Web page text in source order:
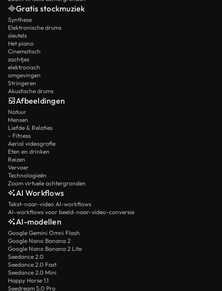
Gratis stockmuziek
Synthese
Elektronische drums
sleutels
Het piano
Cinematisch
zachtjes
elektronisch
omgevingen
Stringeren
Akustische drums
Afbeeldingen
Natuur
Mensen
Liefde & Relaties
- Fitness
Aerial videografie
Eten en drinken
Reizen
Vervoer
Technologieën
Zoom virtuele achtergronden
AI Workflows
Tekst-naar-video AI-workflows
AI-workflows voor beeld-naar-video-conversie
AI-modellen
Google Gemini Omni Flash
Google Nano Banana 2
Google Nano Banana 2 Lite
Seedance 2.0
Seedance 2.0 Fast
Seedance 2.0 Mini
Happy Horse 1.1
Seedream 5.0 Pro